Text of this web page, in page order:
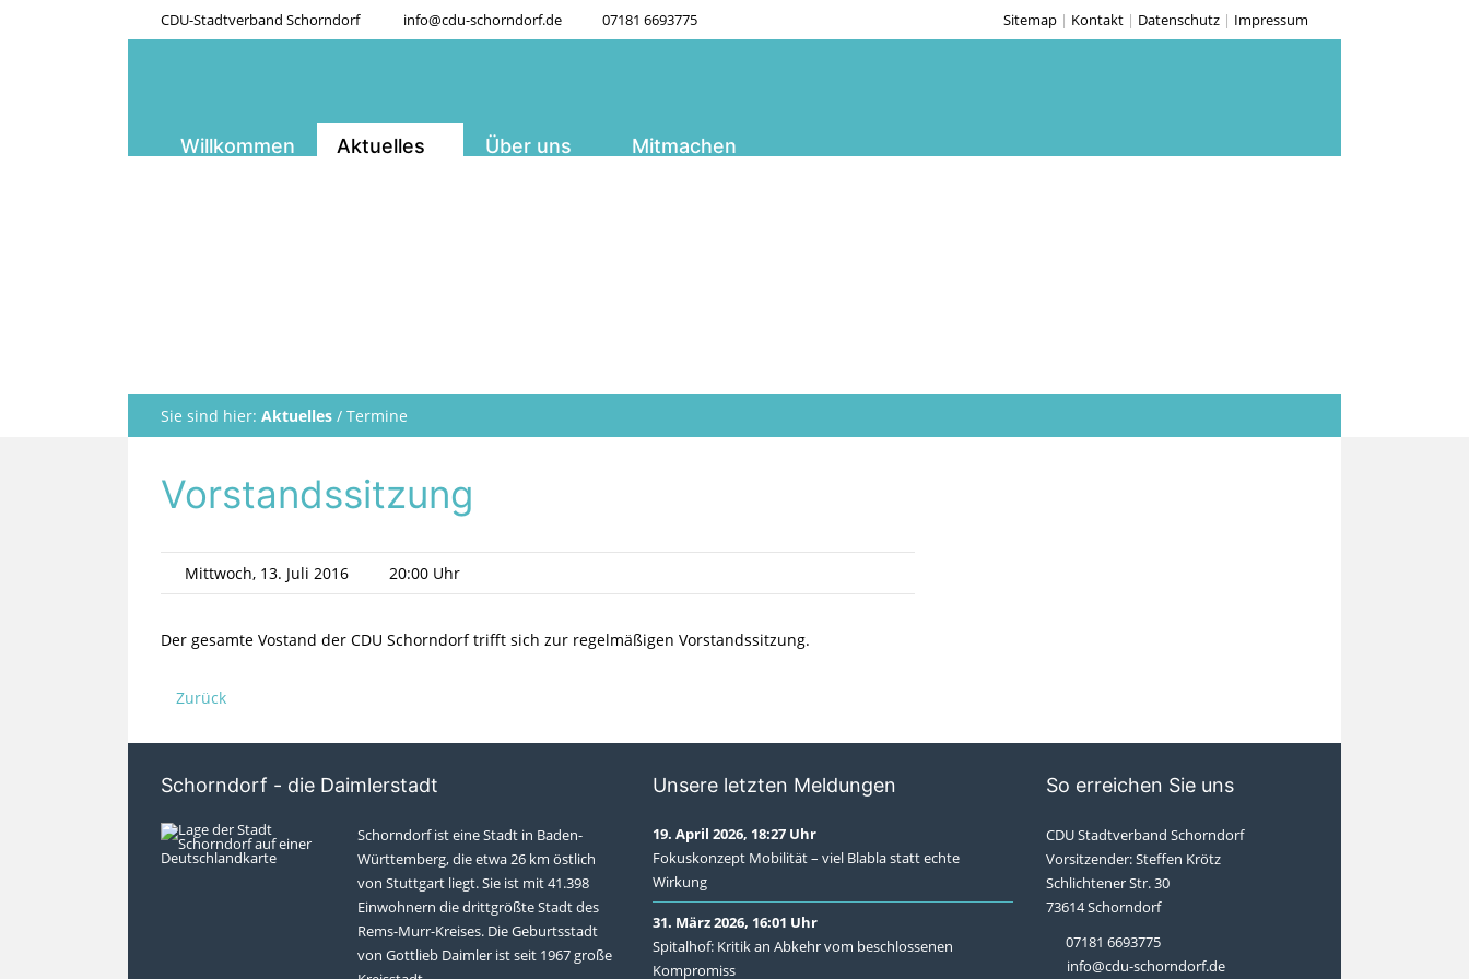
CDU-Stadtverband Schorndorf info@cdu-schorndorf.de 07181 6693775 Sitemap | Kontakt | Datenschutz | Impressum
Willkommen Aktuelles Über uns Mitmachen
Sie sind hier: Aktuelles / Termine
Vorstandssitzung
Mittwoch, 13. Juli 2016 20:00 Uhr
Der gesamte Vostand der CDU Schorndorf trifft sich zur regelmäßigen Vorstandssitzung.
Zurück
Schorndorf - die Daimlerstadt
Schorndorf ist eine Stadt in Baden-
Württemberg, die etwa 26 km östlich
von Stuttgart liegt. Sie ist mit 41.398
Einwohnern die drittgrößte Stadt des
Rems-Murr-Kreises. Die Geburtsstadt
von Gottlieb Daimler ist seit 1967 große
Unsere letzten Meldungen
19. April 2026, 18:27 Uhr
Fokuskonzept Mobilität – viel Blabla statt echte
Wirkung
31. März 2026, 16:01 Uhr
Spitalhof: Kritik an Abkehr vom beschlossenen
Kompromiss
So erreichen Sie uns
CDU Stadtverband Schorndorf
Vorsitzender: Steffen Krötz
Schlichtener Str. 30
73614 Schorndorf
07181 6693775
info@cdu-schorndorf.de